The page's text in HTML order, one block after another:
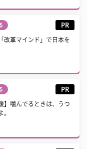
PR
改革マインド」で日本を
PR
】噛んでるときは、うつ
。